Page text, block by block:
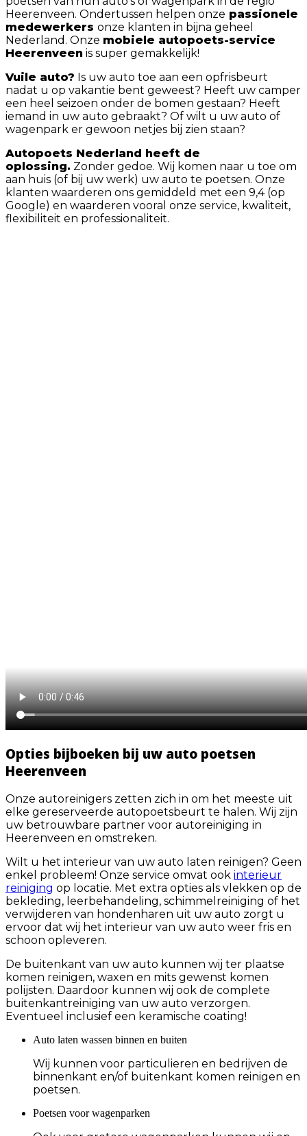
Heerenveen. Ondertussen helpen onze passionele
medewerkers onze klanten in bijna geheel
Nederland. Onze mobiele autopoets-service
Heerenveen is super gemakkelijk!
Vuile auto? Is uw auto toe aan een opfrisbeurt
nadat u op vakantie bent geweest? Heeft uw camper
een heel seizoen onder de bomen gestaan? Heeft
iemand in uw auto gebraakt? Of wilt u uw auto of
wagenpark er gewoon netjes bij zien staan?
Autopoets Nederland heeft de
oplossing. Zonder gedoe. Wij komen naar u toe om
aan huis (of bij uw werk) uw auto te poetsen. Onze
klanten waarderen ons gemiddeld met een 9,4 (op
Google) en waarderen vooral onze service, kwaliteit,
flexibiliteit en professionaliteit.
Opties bijboeken bij uw auto poetsen
Heerenveen
Onze autoreinigers zetten zich in om het meeste uit
elke gereserveerde autopoetsbeurt te halen. Wij zijn
uw betrouwbare partner voor autoreiniging in
Heerenveen en omstreken.
Wilt u het interieur van uw auto laten reinigen? Geen
enkel probleem! Onze service omvat ook interieur
reiniging op locatie. Met extra opties als vlekken op de
bekleding, leerbehandeling, schimmelreiniging of het
verwijderen van hondenharen uit uw auto zorgt u
ervoor dat wij het interieur van uw auto weer fris en
schoon opleveren.
De buitenkant van uw auto kunnen wij ter plaatse
komen reinigen, waxen en mits gewenst komen
polijsten. Daardoor kunnen wij ook de complete
buitenkantreiniging van uw auto verzorgen.
Eventueel inclusief een keramische coating!
Auto laten wassen binnen en buiten
Wij kunnen voor particulieren en bedrijven de
binnenkant en/of buitenkant komen reinigen en
poetsen.
Poetsen voor wagenparken